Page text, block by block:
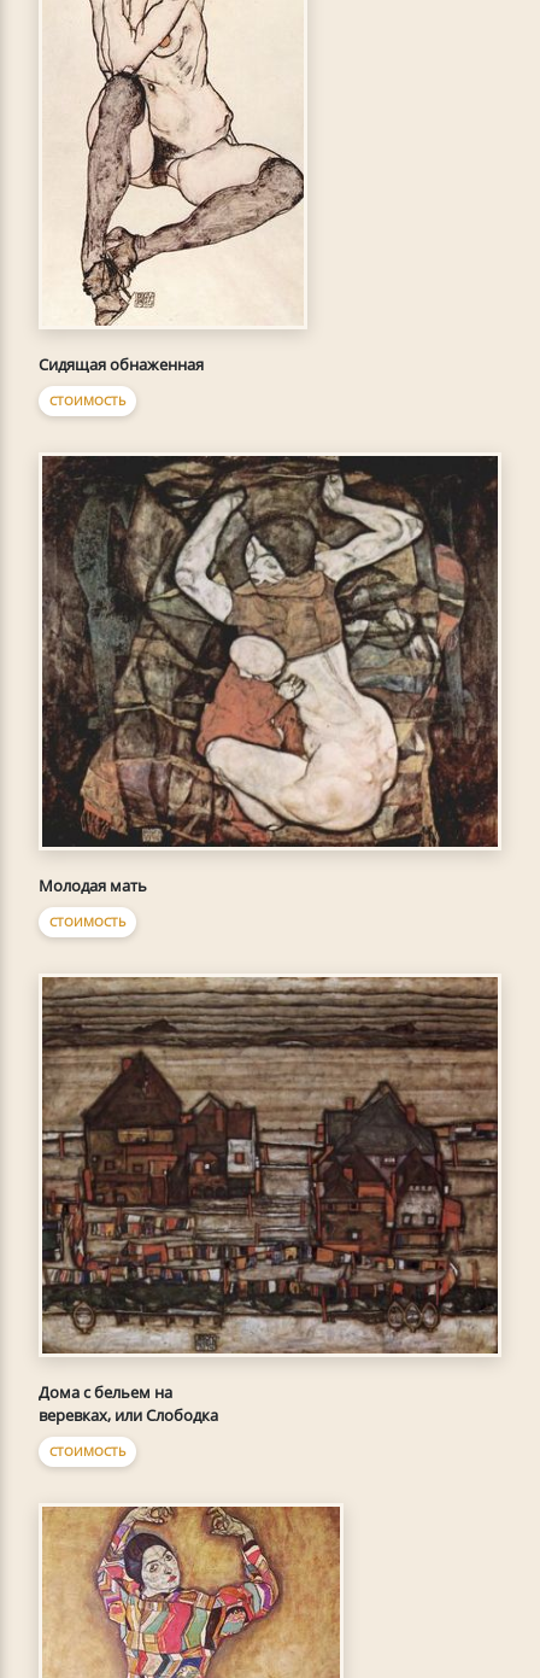
Сидящая обнаженная
СТОИМОСТЬ
Молодая мать
СТОИМОСТЬ
Дома с бельем на
веревках, или Слободка
СТОИМОСТЬ